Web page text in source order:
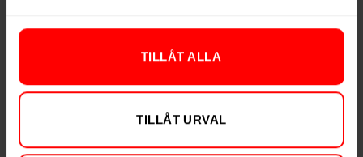
TILLÅT ALLA
TILLÅT URVAL
The Moose Melon
White Portion
Slut i lager